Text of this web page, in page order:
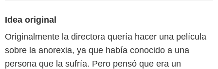
Idea original
Originalmente la directora quería hacer una película
sobre la anorexia, ya que había conocido a una
persona que la sufría. Pero pensó que era un